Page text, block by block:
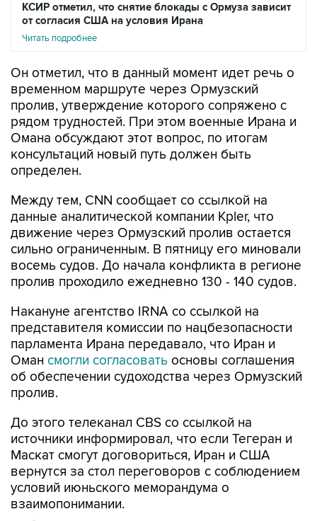
КСИР отметил, что снятие блокады с Ормуза зависит
от согласия США на условия Ирана
Читать подробнее
Он отметил, что в данный момент идет речь о
временном маршруте через Ормузский
пролив, утверждение которого сопряжено с
рядом трудностей. При этом военные Ирана и
Омана обсуждают этот вопрос, по итогам
консультаций новый путь должен быть
определен.
Между тем, CNN сообщает со ссылкой на
данные аналитической компании Kpler, что
движение через Ормузский пролив остается
сильно ограниченным. В пятницу его миновали
восемь судов. До начала конфликта в регионе
пролив проходило ежедневно 130 - 140 судов.
Накануне агентство IRNA со ссылкой на
представителя комиссии по нацбезопасности
парламента Ирана передавало, что Иран и
Оман смогли согласовать основы соглашения
об обеспечении судоходства через Ормузский
пролив.
До этого телеканал CBS со ссылкой на
источники информировал, что если Тегеран и
Маскат смогут договориться, Иран и США
вернутся за стол переговоров с соблюдением
условий июньского меморандума о
взаимопонимании.